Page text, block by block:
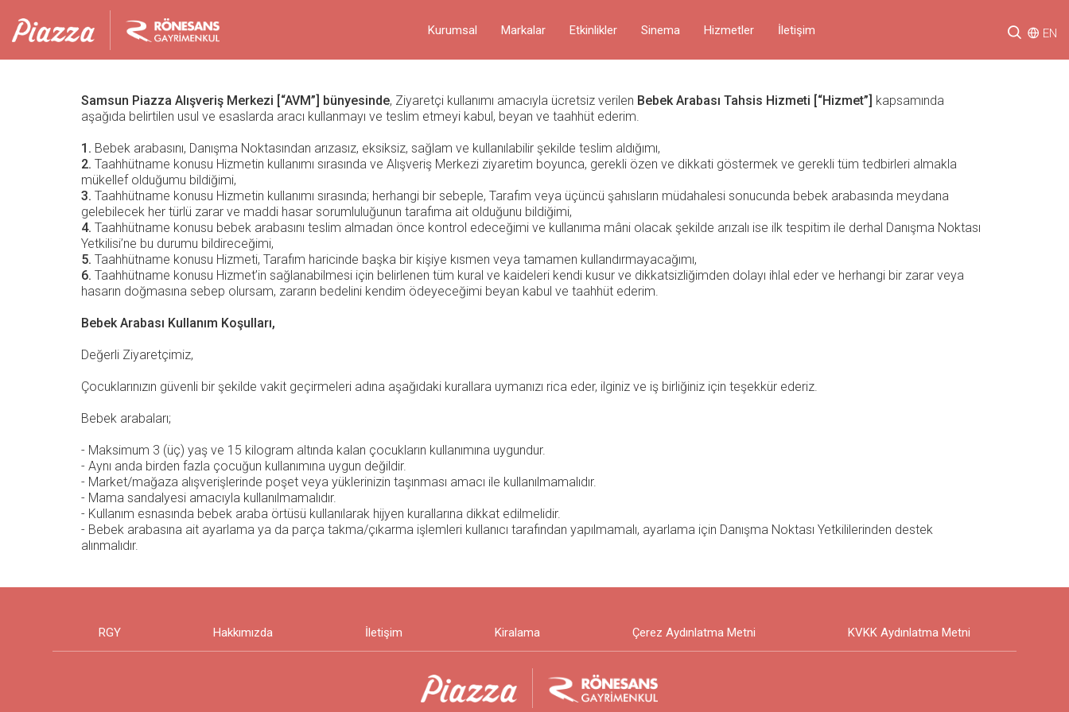
Kurumsal Markalar Etkinlikler Sinema Hizmetler İletişim EN
Samsun Piazza Alışveriş Merkezi [“AVM”] bünyesinde, Ziyaretçi kullanımı amacıyla ücretsiz verilen Bebek Arabası Tahsis Hizmeti [“Hizmet”] kapsamında
aşağıda belirtilen usul ve esaslarda aracı kullanmayı ve teslim etmeyi kabul, beyan ve taahhüt ederim.
1. Bebek arabasını, Danışma Noktasından arızasız, eksiksiz, sağlam ve kullanılabilir şekilde teslim aldığımı,
2. Taahhütname konusu Hizmetin kullanımı sırasında ve Alışveriş Merkezi ziyaretim boyunca, gerekli özen ve dikkati göstermek ve gerekli tüm tedbirleri almakla
mükellef olduğumu bildiğimi,
3. Taahhütname konusu Hizmetin kullanımı sırasında; herhangi bir sebeple, Tarafım veya üçüncü şahısların müdahalesi sonucunda bebek arabasında meydana
gelebilecek her türlü zarar ve maddi hasar sorumluluğunun tarafıma ait olduğunu bildiğimi,
4. Taahhütname konusu bebek arabasını teslim almadan önce kontrol edeceğimi ve kullanıma mâni olacak şekilde arızalı ise ilk tespitim ile derhal Danışma Noktası
Yetkilisi’ne bu durumu bildireceğimi,
5. Taahhütname konusu Hizmeti, Tarafım haricinde başka bir kişiye kısmen veya tamamen kullandırmayacağımı,
6. Taahhütname konusu Hizmet’in sağlanabilmesi için belirlenen tüm kural ve kaideleri kendi kusur ve dikkatsizliğimden dolayı ihlal eder ve herhangi bir zarar veya
hasarın doğmasına sebep olursam, zararın bedelini kendim ödeyeceğimi beyan kabul ve taahhüt ederim.
Bebek Arabası Kullanım Koşulları,
Değerli Ziyaretçimiz,
Çocuklarınızın güvenli bir şekilde vakit geçirmeleri adına aşağıdaki kurallara uymanızı rica eder, ilginiz ve iş birliğiniz için teşekkür ederiz.
Bebek arabaları;
- Maksimum 3 (üç) yaş ve 15 kilogram altında kalan çocukların kullanımına uygundur.
- Aynı anda birden fazla çocuğun kullanımına uygun değildir.
- Market/mağaza alışverişlerinde poşet veya yüklerinizin taşınması amacı ile kullanılmamalıdır.
- Mama sandalyesi amacıyla kullanılmamalıdır.
- Kullanım esnasında bebek araba örtüsü kullanılarak hijyen kurallarına dikkat edilmelidir.
- Bebek arabasına ait ayarlama ya da parça takma/çıkarma işlemleri kullanıcı tarafından yapılmamalı, ayarlama için Danışma Noktası Yetkililerinden destek
alınmalıdır.
RGY Hakkımızda İletişim Kiralama Çerez Aydınlatma Metni KVKK Aydınlatma Metni